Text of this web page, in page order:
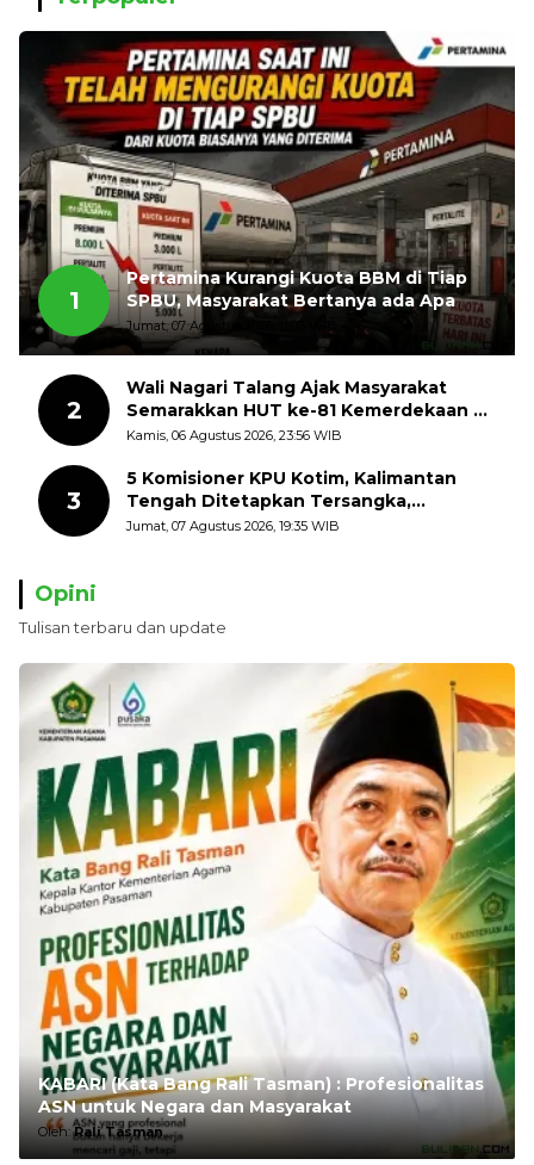
1
Pertamina Kurangi Kuota BBM di Tiap
SPBU, Masyarakat Bertanya ada Apa
Jumat, 07 Agustus 2026, 11:03 WIB
2
Wali Nagari Talang Ajak Masyarakat
Semarakkan HUT ke-81 Kemerdekaan RI
dengan Mengibarkan Bendera Merah
Kamis, 06 Agustus 2026, 23:56 WIB
3
5 Komisioner KPU Kotim, Kalimantan
Tengah Ditetapkan Tersangka,
Kerugian Negara ditaksir 10 Milyard
Jumat, 07 Agustus 2026, 19:35 WIB
Opini
Tulisan terbaru dan update
KABARI (Kata Bang Rali Tasman) : Profesionalitas
ASN untuk Negara dan Masyarakat
Oleh:Rali Tasman